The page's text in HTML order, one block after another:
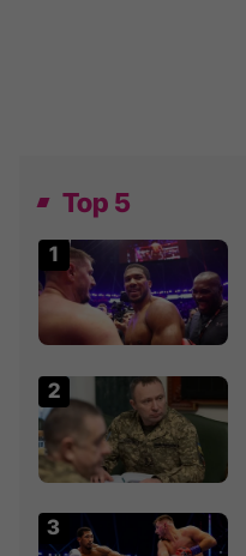
Top 5